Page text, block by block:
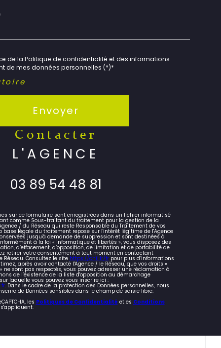
de la Politique de confidentialité et des informations
de mes données personnelles (*)*
Envoyer
contacter
L'AGENCE
03 89 54 48 81
sur ce formulaire sont enregistrées dans un fichier informatisé
comme Sous-traitant du traitement pour la gestion de la
/ du Réseau qui reste Responsable du Traitement de vos
base légale du traitement repose sur l'intérêt légitime de l'Agence
jusqu'à demande de suppression et sont destinées à
à la loi « informatique et libertés », vous disposez des
d’effacement, d’opposition, de limitation et de portabilité de
retirer votre consentement à tout moment en contactant
Réseau. Consultez le site https://cnil.fr/frpour plus d’informations
après avoir contacté l'Agence / le Réseau, que vos droits «
ne sont pas respectés, vous pouvez adresser une réclamation à
de l’existence de la liste d'opposition au démarchage
laquelle vous pouvez vous inscrire ici :
. Dans le cadre de la protection des Données personnelles, nous
de Données sensibles dans le champ de saisie libre.
les Politiques de Confidentialité et es Conditions